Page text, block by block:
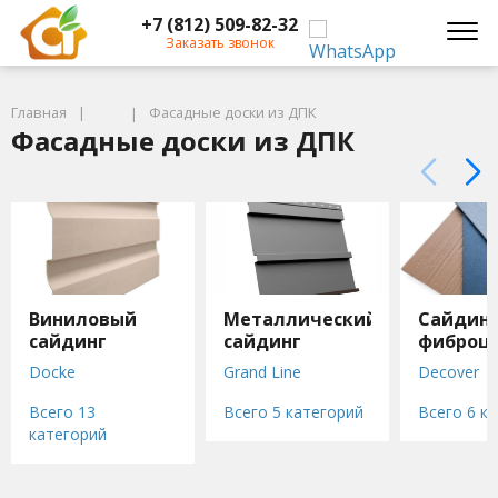
+7 (812) 509-82-32
Заказать звонок
Главная Фасадные доски из ДПК
Фасадные доски из ДПК
Виниловый
сайдинг
Docke
дерево
Docke LUX под
Всего 13
категорий
Металлический
сайдинг
Grand Line
хаус новый
Всего 5 категорий
Decover
БЕТЭКО
Всего 6